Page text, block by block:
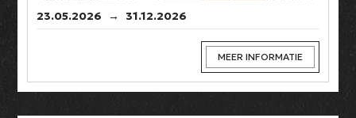
23.05.2026 → 31.12.2026
MEER INFORMATIE